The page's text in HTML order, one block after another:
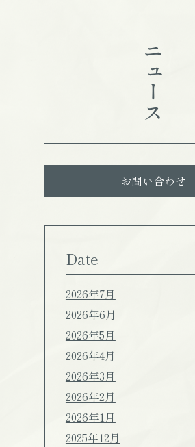
ニュース
お問い合わせ
Date
2026年7月
2026年6月
2026年5月
2026年4月
2026年3月
2026年2月
2026年1月
2025年12月